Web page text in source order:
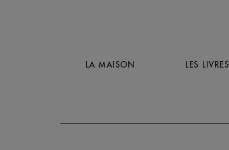
LA MAISON LES LIVRES